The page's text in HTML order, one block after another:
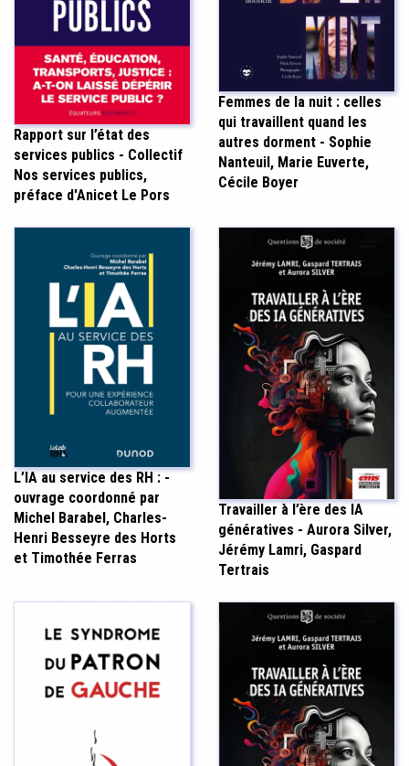
Rapport sur l’état des
services publics - Collectif
Nos services publics,
préface d'Anicet Le Pors
Femmes de la nuit : celles
qui travaillent quand les
autres dorment - Sophie
Nanteuil, Marie Euverte,
Cécile Boyer
L’IA au service des RH : -
ouvrage coordonné par
Michel Barabel, Charles-
Henri Besseyre des Horts
et Timothée Ferras
Travailler à l’ère des IA
génératives - Aurora Silver,
Jérémy Lamri, Gaspard
Tertrais